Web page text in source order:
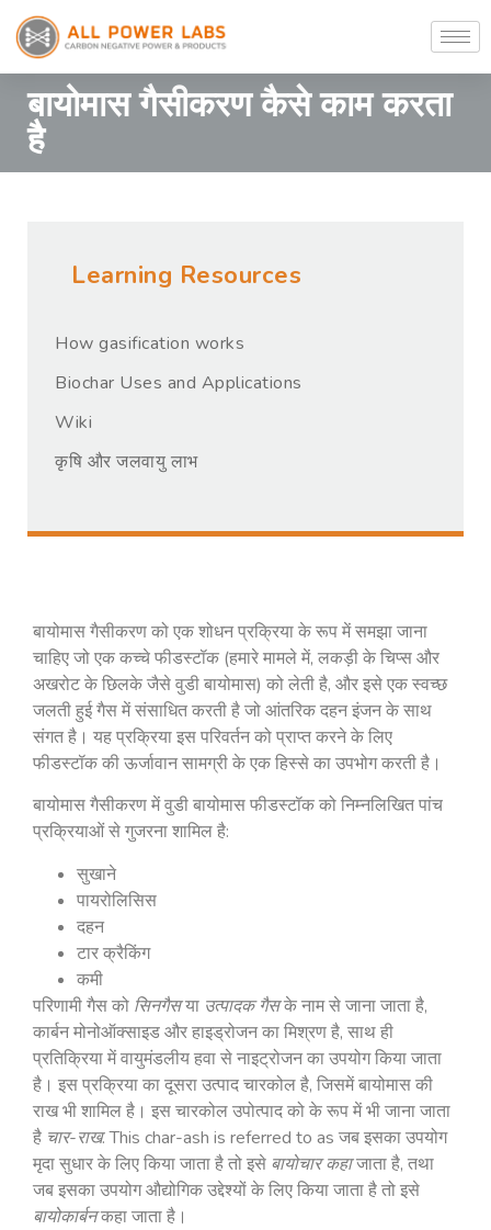
बायोमास गैसीकरण कैसे काम करता
है
Learning Resources
How gasification works
Biochar Uses and Applications
Wiki
कृषि और जलवायु लाभ
बायोमास गैसीकरण को एक शोधन प्रक्रिया के रूप में समझा जाना
चाहिए जो एक कच्चे फीडस्टॉक (हमारे मामले में, लकड़ी के चिप्स और
अखरोट के छिलके जैसे वुडी बायोमास) को लेती है, और इसे एक स्वच्छ
जलती हुई गैस में संसाधित करती है जो आंतरिक दहन इंजन के साथ
संगत है। यह प्रक्रिया इस परिवर्तन को प्राप्त करने के लिए
फीडस्टॉक की ऊर्जावान सामग्री के एक हिस्से का उपभोग करती है।
बायोमास गैसीकरण में वुडी बायोमास फीडस्टॉक को निम्नलिखित पांच
प्रक्रियाओं से गुजरना शामिल है:
सुखाने
पायरोलिसिस
दहन
टार क्रैकिंग
कमी
परिणामी गैस को सिनगैसया उत्पादक गैसके नाम से जाना जाता है,
कार्बन मोनोऑक्साइड और हाइड्रोजन का मिश्रण है, साथ ही
प्रतिक्रिया में वायुमंडलीय हवा से नाइट्रोजन का उपयोग किया जाता
है। इस प्रक्रिया का दूसरा उत्पाद चारकोल है, जिसमें बायोमास की
राख भी शामिल है। इस चारकोल उपोत्पाद को के रूप में भी जाना जाता
है चार-राख. This char-ash is referred to as जब इसका उपयोग
मृदा सुधार के लिए किया जाता है तो इसे बायोचार कहाजाता है, तथा
जब इसका उपयोग औद्योगिक उद्देश्यों के लिए किया जाता है तो इसे
बायोकार्बनकहा जाता है।